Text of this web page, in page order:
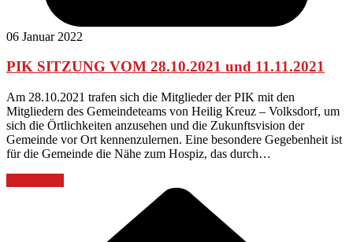
06 Januar 2022
PIK SITZUNG VOM 28.10.2021 und 11.11.2021
Am 28.10.2021 trafen sich die Mitglieder der PIK mit den
Mitgliedern des Gemeindeteams von Heilig Kreuz – Volksdorf, um
sich die Örtlichkeiten anzusehen und die Zukunftsvision der
Gemeinde vor Ort kennenzulernen. Eine besondere Gegebenheit ist
für die Gemeinde die Nähe zum Hospiz, das durch…